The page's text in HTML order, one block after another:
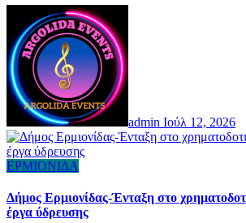
admin Ιούλ 12, 2026
ΕΡΜΙΟΝΙΔΑ
Δήμος Ερμιονίδας-Ένταξη στο
έργα ύδρευσης